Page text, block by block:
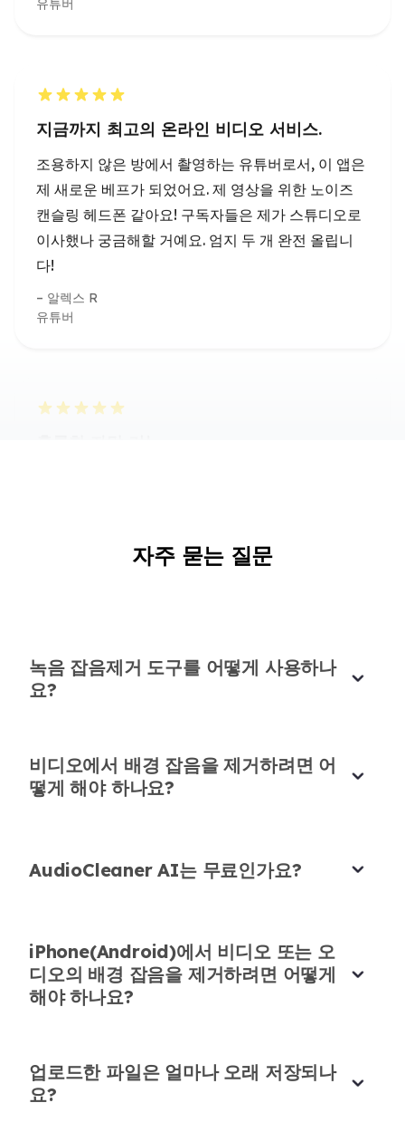
조용하지 않은 방에서 촬영하는 유튜버로서, 이 앱은
캔슬링 헤드폰 같아요! 구독자들은 제가 스튜디오로
이사했나 궁금해할 거예요. 엄지 두 개 완전 올립니
다!
알렉스 R
유튜버
영업 담당자들은 AudioCleaner AI의 배경 소음 제
윌리엄 오니에보
브이로깅
@zhngfifi330822
님의 게시물에서 이 도구가 데모
니다. 빠른 수정을 위한 필수 도구입니다!
유키 타카하시
자주 묻는 질문
녹음 잡음제거 도구를 어떻게 사용하나
요?
비디오에서 배경 잡음을 제거하려면 어
떻게 해야 하나요?
AudioCleaner AI는 무료인가요?
iPhone(Android)에서 비디오 또는 오
디오의 배경 잡음을 제거하려면 어떻게
해야 하나요?
업로드한 파일은 얼마나 오래 저장되나
요?